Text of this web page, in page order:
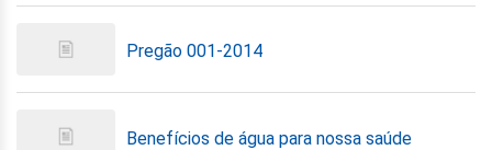
Pregão 001-2014
Benefícios de água para nossa saúde